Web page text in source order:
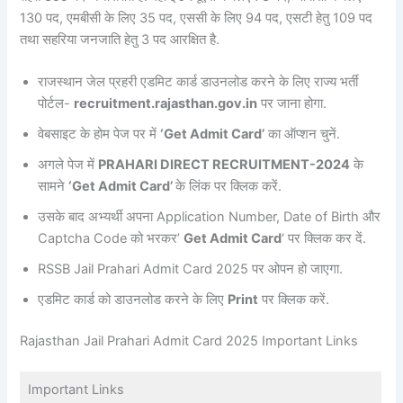
130 पद, एमबीसी के लिए 35 पद, एससी के लिए 94 पद, एसटी हेतु 109 पद
तथा सहरिया जनजाति हेतु 3 पद आरक्षित है.
राजस्थान जेल प्रहरी एडमिट कार्ड डाउनलोड करने के लिए राज्य भर्ती
पोर्टल- recruitment.rajasthan.gov.in पर जाना होगा.
वेबसाइट के होम पेज पर में ‘Get Admit Card’ का ऑप्शन चुनें.
अगले पेज में PRAHARI DIRECT RECRUITMENT-2024 के
सामने ‘Get Admit Card’के लिंक पर क्लिक करें.
उसके बाद अभ्यर्थी अपना Application Number, Date of Birth और
Captcha Code को भरकर’Get Admit Card‘ पर क्लिक कर दें.
RSSB Jail Prahari Admit Card 2025 पर ओपन हो जाएगा.
एडमिट कार्ड को डाउनलोड करने के लिए Print पर क्लिक करें.
Rajasthan Jail Prahari Admit Card 2025 Important Links
Important Links